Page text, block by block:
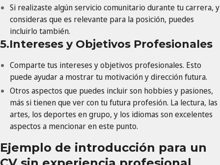
Si realizaste algún servicio comunitario durante tu carrera, y
consideras que es relevante para la posición, puedes
incluirlo también.
5.Intereses y Objetivos Profesionales
Comparte tus intereses y objetivos profesionales. Esto
puede ayudar a mostrar tu motivación y dirección futura.
Otros aspectos que puedes incluir son hobbies y pasiones,
más si tienen que ver con tu futura profesión. La lectura, las
artes, los deportes en grupo, y los idiomas son excelentes
aspectos a mencionar en este punto.
Ejemplo de introducción para un